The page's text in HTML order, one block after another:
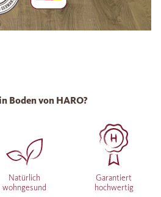
Boden von HARO?
Natürlich
wohngesund
Garantiert
hochwertig